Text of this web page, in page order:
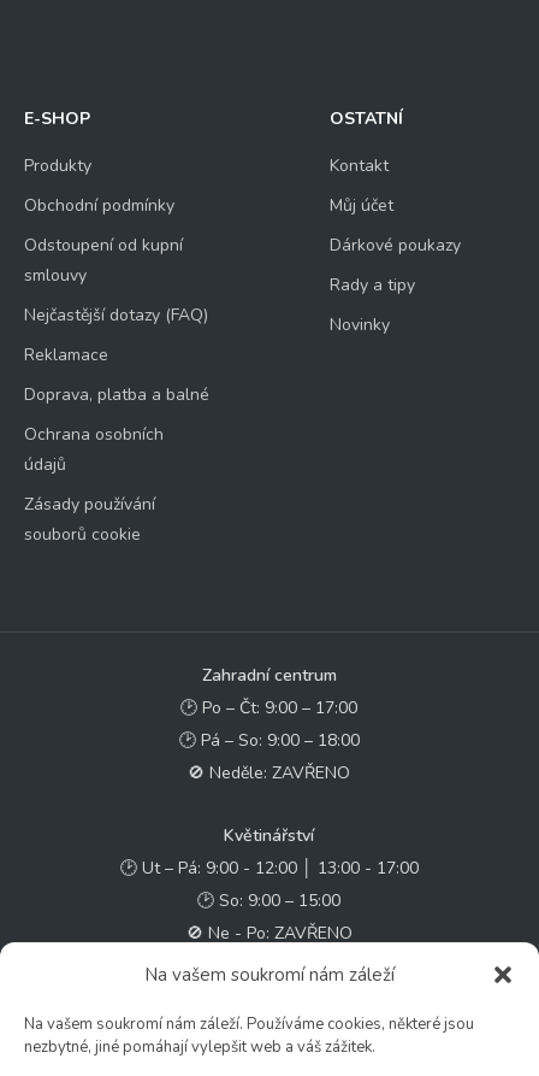
Na vašem soukromí nám záleží
Na vašem soukromí nám záleží. Používáme cookies, některé jsou
nezbytné, jiné pomáhají vylepšit web a váš zážitek.
E-SHOP
Produkty
Obchodní podmínky
Odstoupení od kupní
smlouvy
Nejčastější dotazy (FAQ)
Reklamace
Doprava, platba a balné
Ochrana osobních
údajů
Zásady používání
souborů cookie
OSTATNÍ
Kontakt
Můj účet
Dárkové poukazy
Rady a tipy
Novinky
Zahradní centrum
🕑 Po – Čt: 9:00 – 17:00
🕑 Pá – So: 9:00 – 18:00
🚫 Neděle: ZAVŘENO
Květinářství
🕑 Ut – Pá: 9:00 - 12:00 │ 13:00 - 17:00
🕑 So: 9:00 – 15:00
🚫 Ne - Po: ZAVŘENO
✉️ e-shop@zcstrakovo.cz